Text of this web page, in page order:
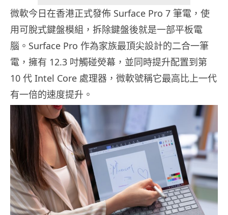
微軟今日在香港正式發佈 Surface Pro 7 筆電，使
用可脫式鍵盤模組，拆除鍵盤後就是一部平板電
腦。Surface Pro 作為家族最頂尖設計的二合一筆
電，擁有 12.3 吋觸碰熒幕，並同時提升配置到第
10 代 Intel Core 處理器，微軟號稱它最高比上一代
有一倍的速度提升。